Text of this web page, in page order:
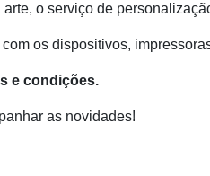
o serviço de
os dispositivos,
e condições.
as novidades!